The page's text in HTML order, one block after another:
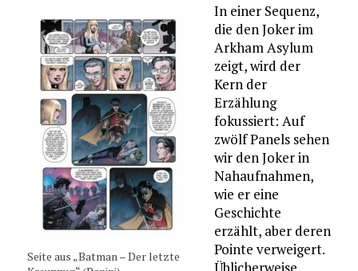
Seite aus „Batman – Der letzte
In einer Sequenz,
die den Joker im
Arkham Asylum
zeigt, wird der
Kern der
Erzählung
fokussiert: Auf
zwölf Panels sehen
wir den Joker in
Nahaufnahmen,
wie er eine
Geschichte
erzählt, aber deren
Pointe verweigert.
Üblicherweise